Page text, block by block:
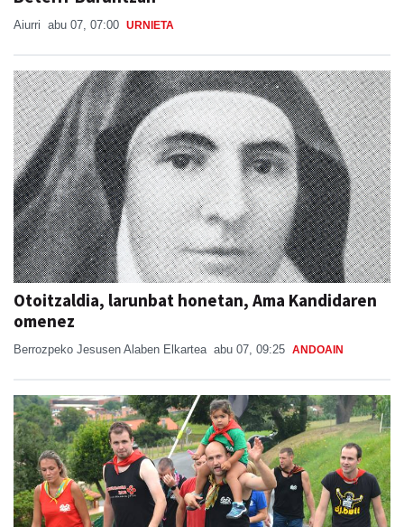
Aiurri abu 07, 07:00 URNIETA
Otoitzaldia, larunbat honetan, Ama Kandidaren
omenez
Berrozpeko Jesusen Alaben Elkartea abu 07, 09:25 ANDOAIN